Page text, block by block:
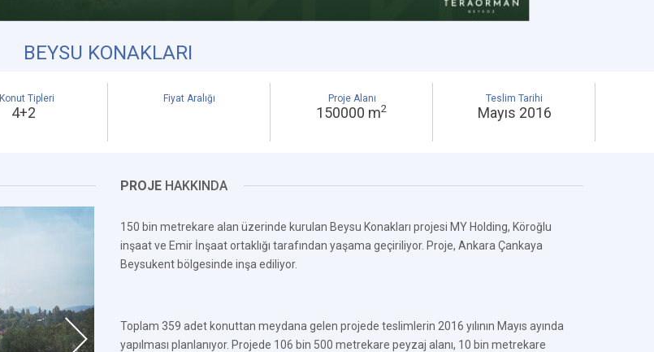
BEYSU KONAKLARI
Konut Tipleri
4+2
Fiyat Aralığı Proje Alanı
150000 m2
Teslim Tarihi
Mayıs 2016
PROJE HAKKINDA
150 bin metrekare alan üzerinde kurulan Beysu Konakları projesi MY Holding, Köroğlu
inşaat ve Emir İnşaat ortaklığı tarafından yaşama geçiriliyor. Proje, Ankara Çankaya
Beysukent bölgesinde inşa ediliyor.
Toplam 359 adet konuttan meydana gelen projede teslimlerin 2016 yılının Mayıs ayında
yapılması planlanıyor. Projede 106 bin 500 metrekare peyzaj alanı, 10 bin metrekare